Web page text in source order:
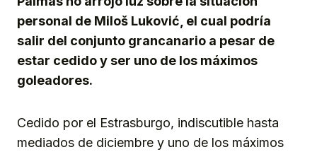
personal de Miloš Luković, el cual podría
salir del conjunto grancanario a pesar de
estar cedido y ser uno de los máximos
goleadores.
Cedido por el Estrasburgo, indiscutible hasta
mediados de diciembre y uno de los máximos